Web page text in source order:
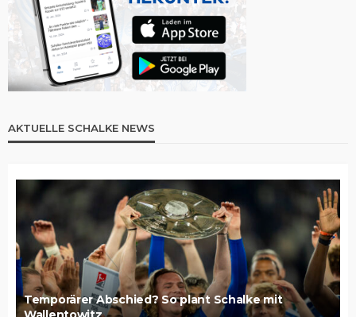
AKTUELLE SCHALKE NEWS
Temporärer Abschied? So plant Schalke mit